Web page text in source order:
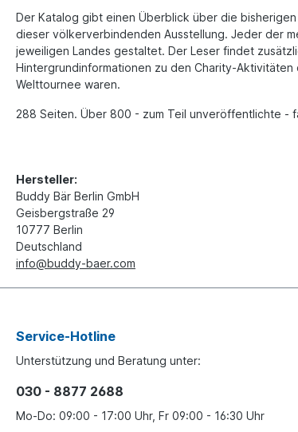
Der Katalog gibt einen Überblick über die
dieser völkerverbindenden Ausstellung. Jeder der
jeweiligen Landes gestaltet. Der Leser findet
Hintergrundinformationen zu den Charity-
Welttournee waren.
288 Seiten. Über 800 - zum Teil unveröffentlichte -
Hersteller:
Buddy Bär Berlin GmbH
Geisbergstraße 29
10777 Berlin
Deutschland
info@buddy-baer.com
Service-Hotline
Unterstützung und Beratung unter:
030 - 8877 2688
Mo-Do: 09:00 - 17:00 Uhr, Fr 09:00 - 16:30 Uhr